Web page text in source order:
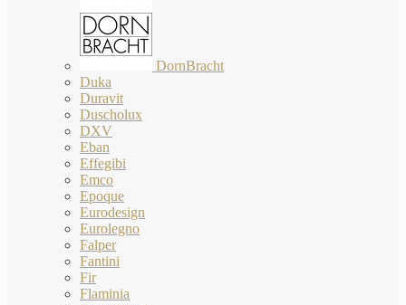
DornBracht
Duka
Duravit
Duscholux
DXV
Eban
Effegibi
Emco
Epoque
Eurodesign
Eurolegno
Falper
Fantini
Fir
Flaminia